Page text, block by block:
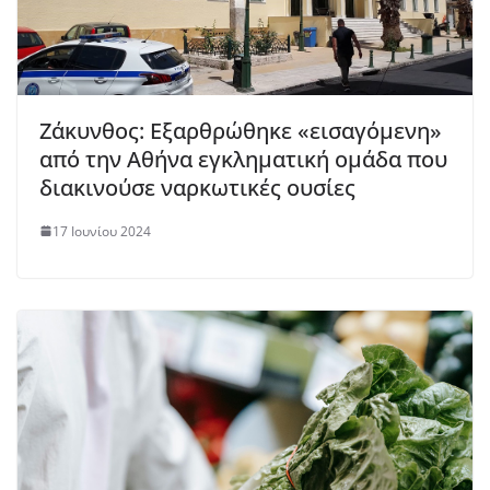
Ζάκυνθος: Εξαρθρώθηκε «εισαγόμενη»
από την Αθήνα εγκληματική ομάδα που
διακινούσε ναρκωτικές ουσίες
17 Ιουνίου 2024